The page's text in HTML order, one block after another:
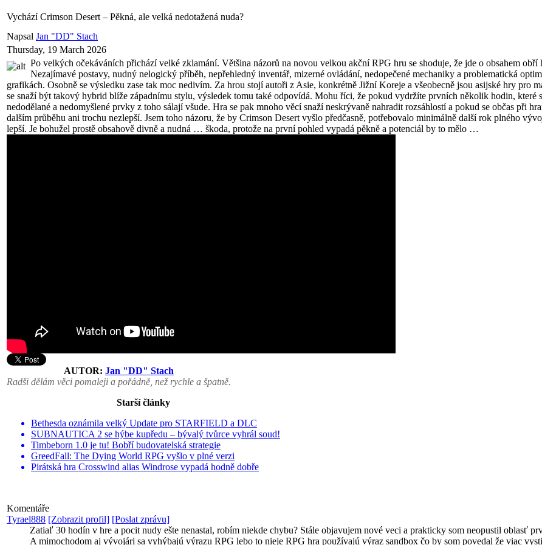
Vychází Crimson Desert – Pěkná, ale velká nedotažená nuda?
Napsal Jan "DD" Stach
Thursday, 19 March 2026
Po velkých očekáváních přichází velké zklamání. Většina názorů na novou velkou akční RPG hru se shoduje, že jde o obsahem
Nezajímavé postavy, nudný nelogický příběh, nepřehledný inventář, mizerné ovládání, nedopečené mechaniky a problematická
grafikách. Osobně se výsledku zase tak moc nedivím. Za hrou stojí autoři z Asie, konkrétně Jižní Koreje a všeobecně jsou asijské hry pro
se snaží být takový hybrid blíže západnímu stylu, výsledek tomu také odpovídá. Mohu říci, že pokud vydržíte prvních několik hodin, které
nedodělané a nedomyšlené prvky z toho sálají všude. Hra se pak mnoho věcí snaží neskrývaně nahradit rozsáhlostí a pokud se občas při
dalším průběhu ani trochu nezlepší. Jsem toho názoru, že by Crimson Desert vyšlo předčasně, potřebovalo minimálně další rok plného
lepší. Je bohužel prostě obsahově divně a nudná … škoda, protože na první pohled vypadá pěkně a potenciál by to mělo …
AUTOR: Jan "DD" Stach
Radši dělám věci pomaleji a pořádně, než rychle a špatně.
Starší články
Bethesda oznámila velký Update pro STARFIELD a DLC
SUBNAUTICA 2 se hýbe kupředu – bývalý tvůrce vyhrál soud!
Timbeborn 1.0 je tu! Bobří budovatelská strategie
GreedFall: The Dying World RPG vyšlo v plné verzi
Pirátská hra Crosswind alias Windrose vypadá hodně dobře
Komentáře
Tyrael888 [Zobrazit profil] [Poslat zprávu]
Zatiaľ 30 hodín v hre a pocit nudy ešte nenastal, robím niekde chybu? Stále objavujem nové veci a prakticky som neopustil oblasť
A mimochodom aj vývojári sa vyhýbajú výrazu RPG lebo to nieje RPG hra používajú výraz sandbox čo by som povedal že viac